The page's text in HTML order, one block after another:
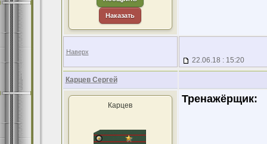
Наказать
Наверх
22.06.18 : 15:20
Карцев Сергей
Карцев
Тренажёрщик: